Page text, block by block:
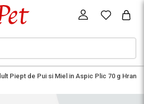
Piept de Pui si Miel in Aspic Plic 70 g Hrană